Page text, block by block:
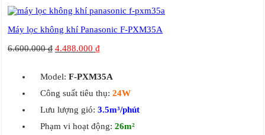
Máy lọc không khí Panasonic F-PXM35A
6.600.000₫ 4.488.000 ₫
Model: F-PXM35A
Công suất tiêu thụ: 24W
Lưu lượng gió: 3.5m³/phút
Phạm vi hoạt động: 26m²